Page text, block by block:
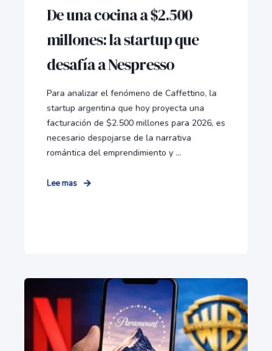
De una cocina a $2.500
millones: la startup que
desafía a Nespresso
Para analizar el fenómeno de Caffettino, la
startup argentina que hoy proyecta una
facturación de $2.500 millones para 2026, es
necesario despojarse de la narrativa
romántica del emprendimiento y ...
Lee mas